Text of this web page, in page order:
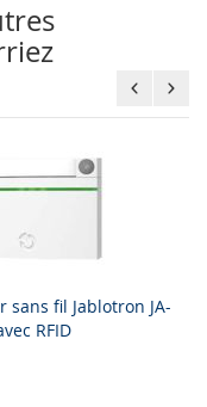
sans fil Jablotron JA-
RFID